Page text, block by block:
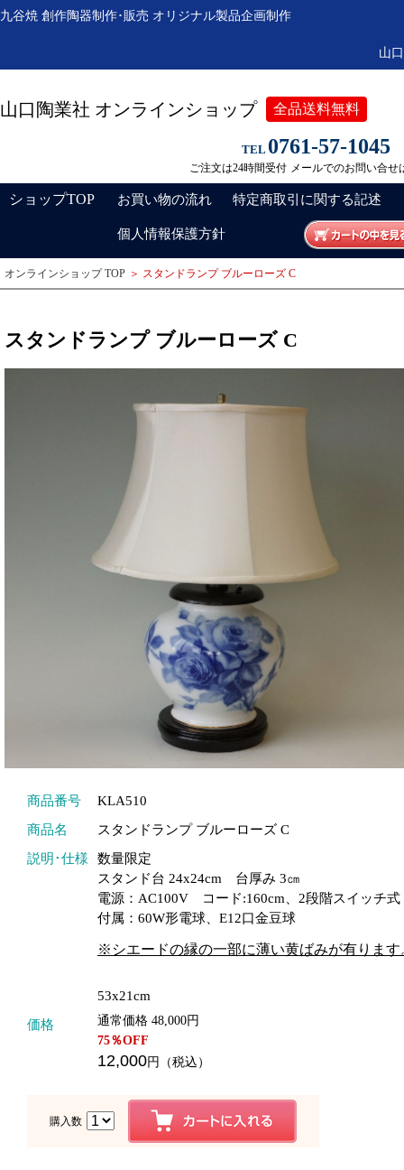
九谷焼 創作陶器制作･販売 オリジナル製品企画制作
山
山口陶業社 オンラインショップ 全品送料無料
TEL 0761-57-1045
ご注文は24時間受付 メールでのお問い合せ
ショップTOP お買い物の流れ 特定商取引に関する記述
個人情報保護方針
オンラインショップ TOP ＞ スタンドランプ ブルーローズ C
スタンドランプ ブルーローズ C
商品番号
KLA510
商品名
スタンドランプ ブルーローズ C
説明･仕様
数量限定
スタンド台 24x24cm 台厚み 3㎝
電源：AC100V コード:160cm、2段階スイッチ式
付属：60W形電球、E12口金豆球
※シエードの縁の一部に薄い黄ばみが有ります
53x21cm
価格
通常価格 48,000円
75％OFF
12,000円（税込）
購入数